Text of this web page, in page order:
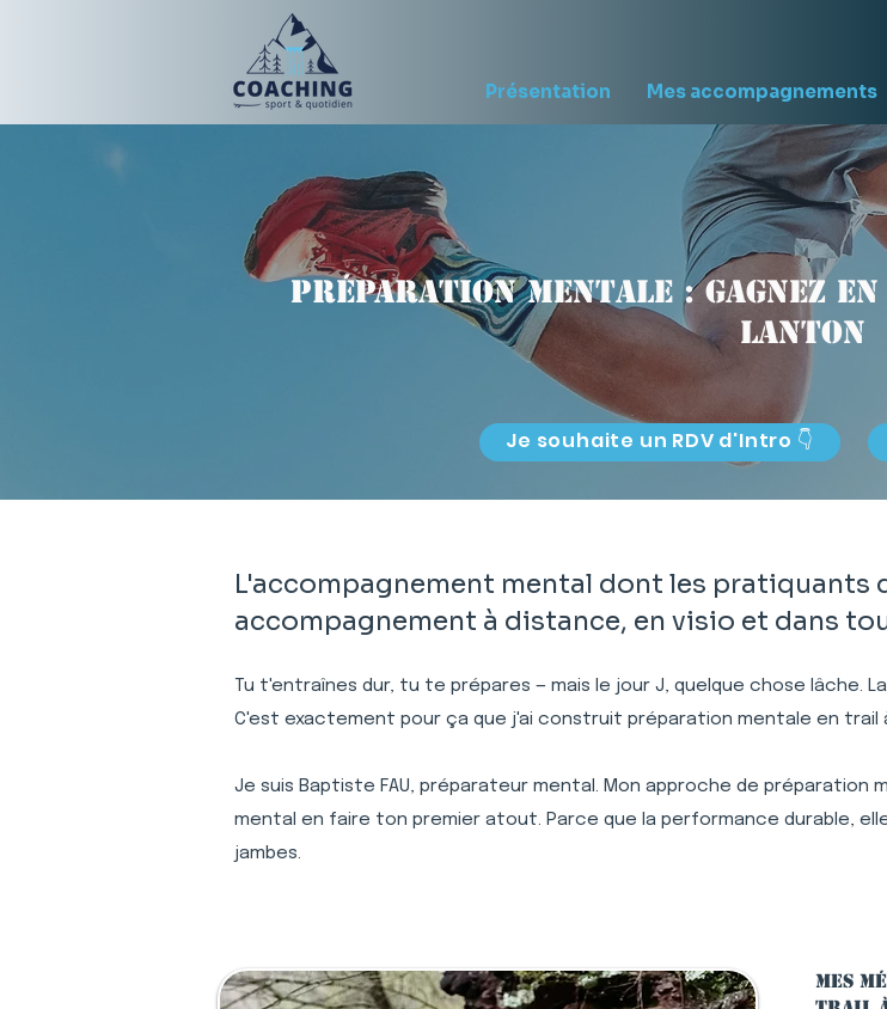
Présentation Mes accompagnements
Préparation mentale : gagnez
Lanton
Je souhaite un RDV d'Intro 👇
L'accompagnement mental dont les pratiquants
accompagnement à distance, en visio et dans
Tu t'entraînes dur, tu te prépares — mais le jour J, quelque chose lâche.
C'est exactement pour ça que j'ai construit préparation mentale en trail à
Je suis Baptiste FAU, préparateur mental. Mon approche de
mental en faire ton premier atout. Parce que la performance durable,
jambes.
Mes